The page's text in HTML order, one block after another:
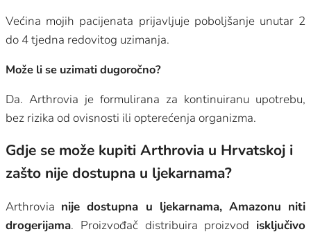
Većina mojih pacijenata prijavljuje poboljšanje unutar 2
do 4 tjedna redovitog uzimanja.
Može li se uzimati dugoročno?
Da. Arthrovia je formulirana za kontinuiranu upotrebu,
bez rizika od ovisnosti ili opterećenja organizma.
Gdje se može kupiti Arthrovia u Hrvatskoj i
zašto nije dostupna u ljekarnama?
Arthrovia nije dostupna u ljekarnama, Amazonu niti
drogerijama. Proizvođač distribuira proizvod isključivo